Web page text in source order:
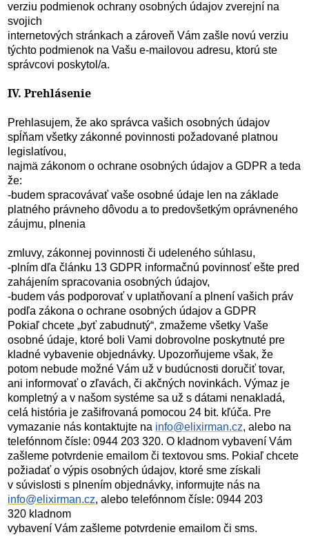
verziu podmienok ochrany osobných údajov zverejní na
svojich
internetových stránkach a zároveň Vám zašle novú verziu
týchto podmienok na Vašu e-mailovou adresu, ktorú ste
správcovi poskytol/a.
IV. Prehlásenie
Prehlasujem, že ako správca vašich osobných údajov
spĺňam všetky zákonné povinnosti požadované platnou
legislatívou,
najmä zákonom o ochrane osobných údajov a GDPR a teda
že:
-budem spracovávať vaše osobné údaje len na základe
platného právneho dôvodu a to predovšetkým oprávneného
záujmu, plnenia
zmluvy, zákonnej povinnosti či udeleného súhlasu,
-plním dľa článku 13 GDPR informačnú povinnosť ešte pred
zahájením spracovania osobných údajov,
-budem vás podporovať v uplatňovaní a plnení vašich práv
podľa zákona o ochrane osobných údajov a GDPR
Pokiaľ chcete „byť zabudnutý“, zmažeme všetky Vaše
osobné údaje, ktoré boli Vami dobrovolne poskytnuté pre
kladné vybavenie objednávky. Upozorňujeme však, že
potom nebude možné Vám už v budúcnosti doručiť tovar,
ani informovať o zľavách, či akčných novinkách. Výmaz je
kompletný a v našom systéme sa už s dátami nenakladá,
celá história je zašifrovaná pomocou 24 bit. kľúča. Pre
vymazanie nás kontaktujte na info@elixirman.cz, alebo na
telefónnom čísle: 0944 203 320. O kladnom vybavení Vám
zašleme potvrdenie emailom či textovou sms. Pokiaľ chcete
požiadať o výpis osobných údajov, ktoré sme získali
v súvislosti s plnením objednávky, informujte nás na
info@elixirman.cz, alebo telefónnom čísle: 0944 203
320 kladnom
vybavení Vám zašleme potvrdenie emailom či sms.